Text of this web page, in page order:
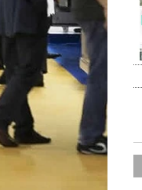
30/07/2026